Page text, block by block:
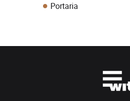
Portaria